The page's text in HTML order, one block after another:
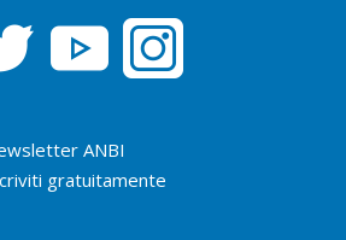
ANBI
gratuitamente